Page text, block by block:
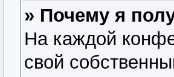
» Почему я
На каждой
свой